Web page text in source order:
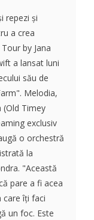
repezi și
a crea
by Jana
a lansat luni
său de
Melodia,
Timey
exclusiv
o orchestră
la
"Această
pare a fi acea
care îți faci
un foc. Este